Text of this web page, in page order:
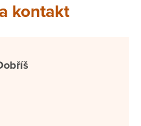
kontakt